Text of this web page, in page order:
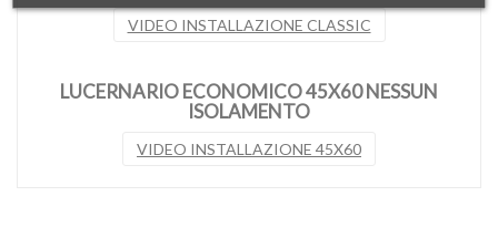
VIDEO INSTALLAZIONE CLASSIC
LUCERNARIO ECONOMICO 45X60 NESSUN
ISOLAMENTO
VIDEO INSTALLAZIONE 45X60